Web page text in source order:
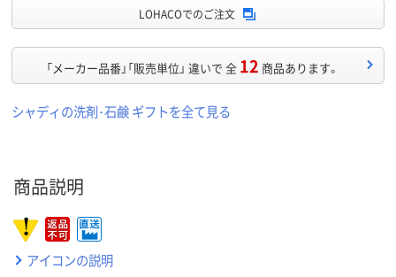
LOHACOでのご注文
「メーカー品番」「販売単位」 違いで 全 12 商品あります。
シャディの洗剤･石鹸 ギフトを全て見る
商品説明
アイコンの説明